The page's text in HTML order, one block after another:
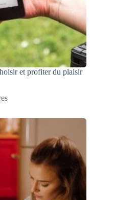
et profiter du plaisir